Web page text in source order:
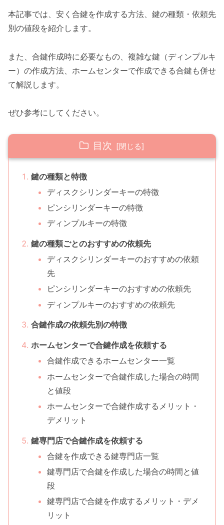
本記事では、安く合鍵を作成する方法、鍵の種類・依頼先
別の値段を紹介します。
また、合鍵作成時に必要なもの、複雑な鍵（ディンプルキ
ー）の作成方法、ホームセンターで作成できる合鍵も併せ
て解説します。
ぜひ参考にしてください。
目次
鍵の種類と特徴
ディスクシリンダーキーの特徴
ピンシリンダーキーの特徴
ディンプルキーの特徴
鍵の種類ごとのおすすめの依頼先
ディスクシリンダーキーのおすすめの依頼
先
ピンシリンダーキーのおすすめの依頼先
ディンプルキーのおすすめの依頼先
合鍵作成の依頼先別の特徴
ホームセンターで合鍵作成を依頼する
合鍵作成できるホームセンター一覧
ホームセンターで合鍵作成した場合の時間
と値段
ホームセンターで合鍵作成するメリット・
デメリット
鍵専門店で合鍵作成を依頼する
合鍵を作成できる鍵専門店一覧
鍵専門店で合鍵を作成した場合の時間と値
段
鍵専門店で合鍵を作成するメリット・デメ
リット